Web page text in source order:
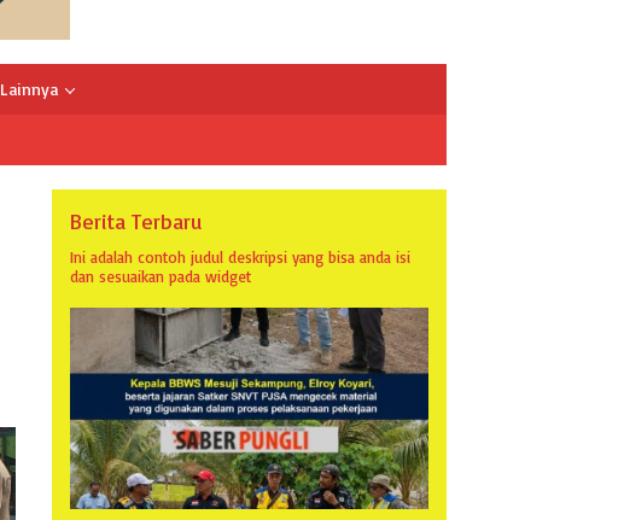
Lainnya
Berita Terbaru
Ini adalah contoh judul deskripsi yang bisa anda isi
dan sesuaikan pada widget